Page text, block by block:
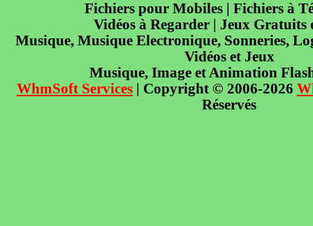
Fichiers pour Mobiles | Fichiers à
Vidéos à Regarder | Jeux Gratuits
Musique, Musique Electronique, Sonneries,
Vidéos et Jeux
Musique, Image et Animation
WhmSoft Services | Copyright © 2006-2026
Réservés